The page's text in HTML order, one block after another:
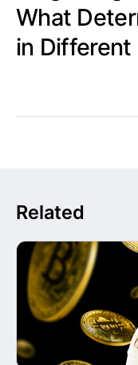
What
in Different
Related